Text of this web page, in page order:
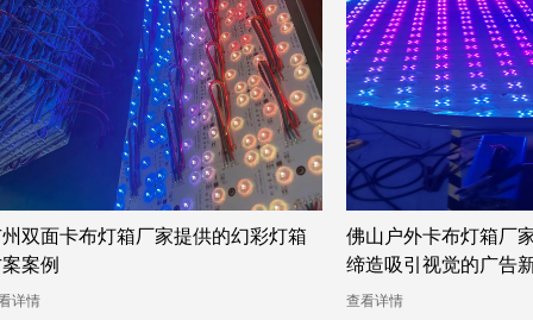
户外卡布灯箱厂家推出幻彩灯箱，
吸引视觉的广告新体验
详情
广州订做卡布灯箱厂
告公司完美呈现
查看详情